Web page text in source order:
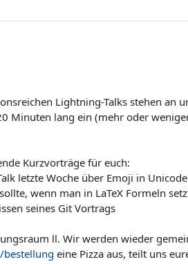
Lightning-Talks stehen an
Minuten lang ein (mehr oder
Kurzvorträge für euch:
letzte Woche über Emoji in
wenn man in LaTeX Formeln
seines Git Vortrags
Ⅱ. Wir werden wieder
eine Pizza aus, teilt uns